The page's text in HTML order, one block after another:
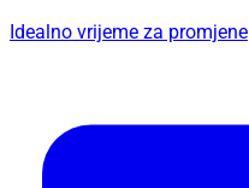
Idealno vrijeme za promjene